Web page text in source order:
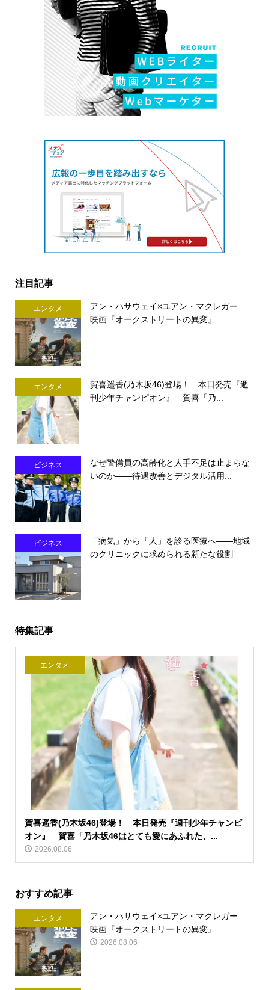
注目記事
エンタメ
アン・ハサウェイ×ユアン・マクレガー
映画『オークストリートの異変』 ...
エンタメ
賀喜遥香(乃木坂46)登場！ 本日発売『週
刊少年チャンピオン』 賀喜「乃...
ビジネス
なぜ警備員の高齢化と人手不足は止まらな
いのか――待遇改善とデジタル活用...
ビジネス
「病気」から「人」を診る医療へ――地域
のクリニックに求められる新たな役割
特集記事
エンタメ
賀喜遥香(乃木坂46)登場！ 本日発売『週刊少年チャンピ
オン』 賀喜「乃木坂46はとても愛にあふれた、...
2026.08.06
おすすめ記事
エンタメ
アン・ハサウェイ×ユアン・マクレガー
映画『オークストリートの異変』 ...
2026.08.06